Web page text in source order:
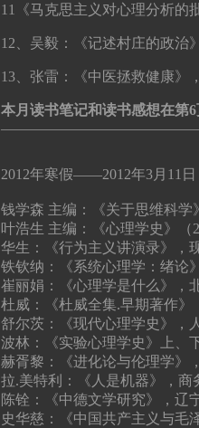
11 《马克思主义对心理分析的
12 、吴毅：《记述村庄的政治
13、张雷：《中医拯救健康》
本月读书笔记和读书感想在第6
2012年寒假——2012年3月11日
钱学森 主编：《关于思维科学
叶浩生 主编：《心理学史》（
华生：《行为主义讲演录》，
铁钦纳：《系统心理学：绪论
崔丽娟：《心理学是什么》，
杜威：《杜威全集.早期著作》
舒尔茨：《现代心理学史》，
波林：《实验心理学史》上、
赫胥黎：《进化论与伦理学》
拉.美特利：《人是机器》，商
陈铨：《中德文学研究》，辽
史华慈：《中国共产主义与毛